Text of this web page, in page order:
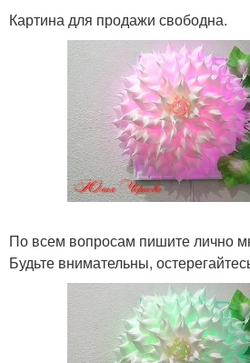
Картина для продажи свободна.
По всем вопросам пишите лично
Будьте внимательны,